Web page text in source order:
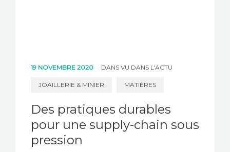
19 NOVEMBRE 2020 DANS VU DANS L'ACTU
JOAILLERIE & MINIER MATIÈRES
Des pratiques durables
pour une supply-chain sous
pression